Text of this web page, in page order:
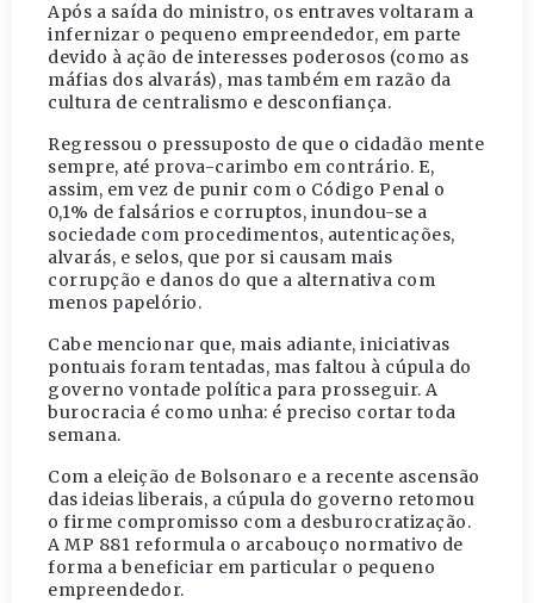
Após a saída do ministro, os entraves voltaram a
infernizar o pequeno empreendedor, em parte
devido à ação de interesses poderosos (como as
máfias dos alvarás), mas também em razão da
cultura de centralismo e desconfiança.
Regressou o pressuposto de que o cidadão mente
sempre, até prova-carimbo em contrário. E,
assim, em vez de punir com o Código Penal o
0,1% de falsários e corruptos, inundou-se a
sociedade com procedimentos, autenticações,
alvarás, e selos, que por si causam mais
corrupção e danos do que a alternativa com
menos papelório.
Cabe mencionar que, mais adiante, iniciativas
pontuais foram tentadas, mas faltou à cúpula do
governo vontade política para prosseguir. A
burocracia é como unha: é preciso cortar toda
semana.
Com a eleição de Bolsonaro e a recente ascensão
das ideias liberais, a cúpula do governo retomou
o firme compromisso com a desburocratização.
A MP 881 reformula o arcabouço normativo de
forma a beneficiar em particular o pequeno
empreendedor.